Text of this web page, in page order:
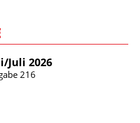
​Juli 2026
216